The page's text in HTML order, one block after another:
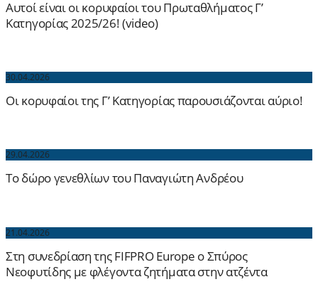
Αυτοί είναι οι κορυφαίοι του Πρωταθλήματος Γ’
Κατηγορίας 2025/26! (video)
30.04.2026
Οι κορυφαίοι της Γ’ Κατηγορίας παρουσιάζονται αύριο!
29.04.2026
Το δώρο γενεθλίων του Παναγιώτη Ανδρέου
21.04.2026
Στη συνεδρίαση της FIFPRO Europe ο Σπύρος
Νεοφυτίδης με φλέγοντα ζητήματα στην ατζέντα